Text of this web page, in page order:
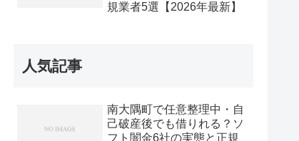
規業者5選【2026年最新】
人気記事
南大隅町で任意整理中・自
己破産後でも借りれる？ソ
フト闇金6社の実態と正規